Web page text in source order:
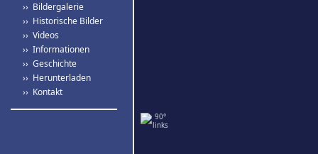
›› Bildergalerie
›› Historische Bilder
›› Videos
›› Informationen
›› Geschichte
›› Herunterladen
›› Kontakt